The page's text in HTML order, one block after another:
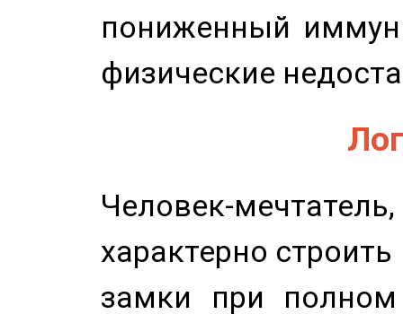
пониженный
физические
Человек-
характерно
замки при полном